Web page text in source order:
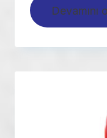
Devamını